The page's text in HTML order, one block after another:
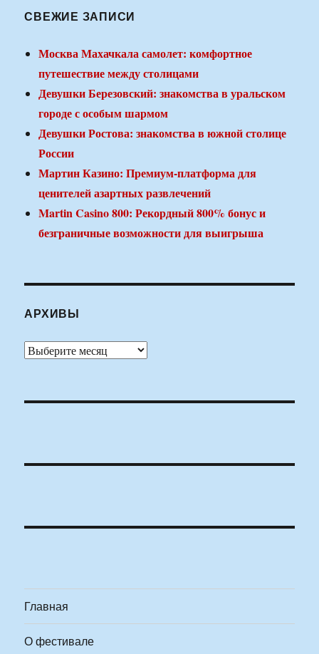
СВЕЖИЕ ЗАПИСИ
Москва Махачкала самолет: комфортное
путешествие между столицами
Девушки Березовский: знакомства в уральском
городе с особым шармом
Девушки Ростова: знакомства в южной столице
России
Мартин Казино: Премиум-платформа для
ценителей азартных развлечений
Martin Casino 800: Рекордный 800% бонус и
безграничные возможности для выигрыша
АРХИВЫ
Архивы
Главная
О фестивале